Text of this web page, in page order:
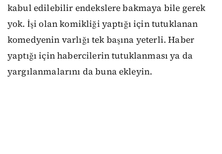
kabul edilebilir endekslere bakmaya bile gerek
yok. İşi olan komikliği yaptığı için tutuklanan
komedyenin varlığı tek başına yeterli. Haber
yaptığı için habercilerin tutuklanması ya da
yargılanmalarını da buna ekleyin.